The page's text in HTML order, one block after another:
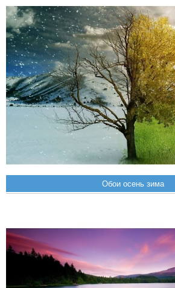
Обои осень зима